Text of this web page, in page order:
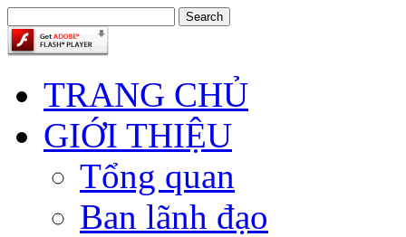
TRANG CHỦ
GIỚI THIỆU
Tổng quan
Ban lãnh đạo